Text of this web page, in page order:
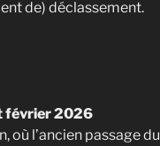
de) déclassement.
février 2026
où l’ancien passage du